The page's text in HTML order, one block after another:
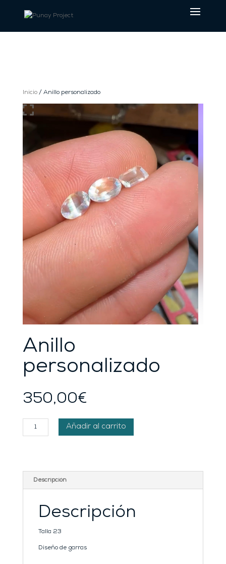
Inicio/ Anillo personalizado
Anillo
personalizado
350,00€
Anillo
Añadir al carrito
Descripción
Descripción
Talla 23
Diseño de garras